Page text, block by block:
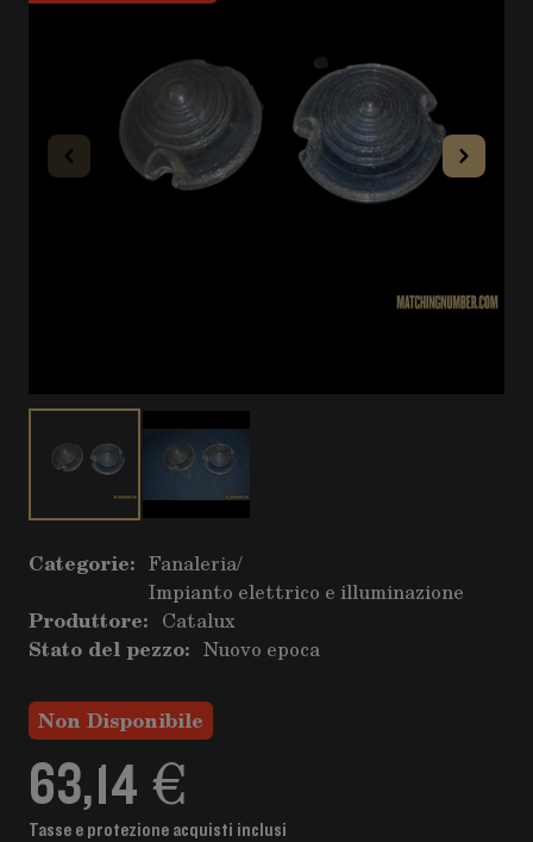
Categorie: Fanaleria/
Impianto elettrico e illuminazione
Produttore: Catalux
Stato del pezzo: Nuovo epoca
Non Disponibile
63,14 €
Tasse e protezione acquisti inclusi